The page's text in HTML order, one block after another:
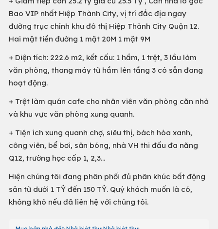
Bao VIP nhất Hiệp Thành City, vị trí đắc địa ngay
đường trục chính khu đô thị Hiệp Thành City Quận 12.
Hai mặt tiền đường 1 mặt 20M 1 mặt 9M
+ Diện tích: 222.6 m2, kết cấu: 1 hầm, 1 trệt, 3 lầu làm
văn phòng, thang máy từ hầm lên tầng 3 có sẵn đang
hoạt động.
+ Trệt làm quán cafe cho nhân viên văn phòng căn nhà
và khu vực văn phòng xung quanh.
+ Tiện ích xung quanh chợ, siêu thị, bách hóa xanh,
công viên, bể bơi, sân bóng, nhà VH thi đấu đa năng
Q12, trường học cấp 1, 2,3...
Hiện chúng tôi đang phân phối đủ phân khúc bất động
sản từ dưới 1 TỶ đến 150 TỶ. Quý khách muốn là có,
không khó nếu đã liên hệ với chúng tôi.